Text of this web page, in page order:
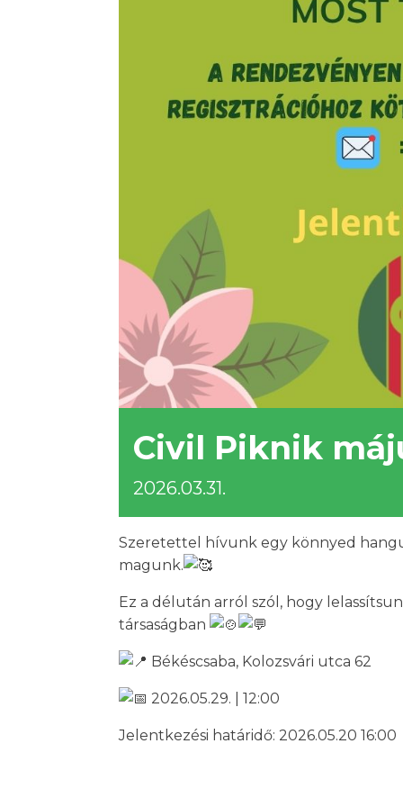
Civil Piknik
2026.03.31.
Szeretettel hívunk egy könnyed
magunk.
Ez a délután arról szól, hogy
társaságban
Békéscsaba, Kolozsvári utca 62
2026.05.29. | 12:00
Jelentkezési határidő: 2026.05.20 16:00